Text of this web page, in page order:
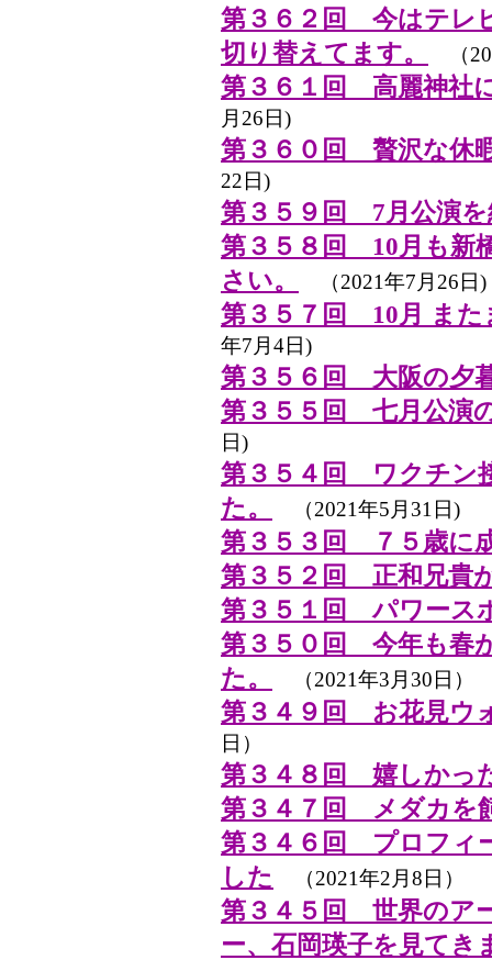
第３６２回 今はテレ
切り替えてます。
（
第３６１回 高麗神社
月26日)
第３６０回 贅沢な休
22日)
第３５９回 7月公演を
第３５８回 10月も新
さい。
（2021年7月26日)
第３５７回 10月 また
年7月4日)
第３５６回 大阪の夕
第３５５回 七月公演
日)
第３５４回 ワクチン
た。
（2021年5月31日)
第３５３回 ７５歳に
第３５２回 正和兄貴
第３５１回 パワース
第３５０回 今年も春
た。
（2021年3月30日）
第３４９回 お花見ウ
日）
第３４８回 嬉しかっ
第３４７回 メダカを
第３４６回 プロフィ
した
（2021年2月8日）
第３４５回 世界のア
ー、石岡瑛子を見てき